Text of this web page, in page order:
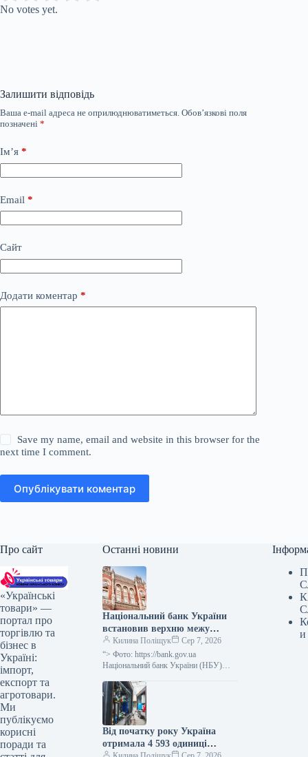
No votes yet.
Залишити відповідь
Ваша e-mail адреса не оприлюднюватиметься. Обов’язкові поля
позначені *
Ім’я *
Email *
Сайт
Додати коментар *
Save my name, email and website in this browser for the
next time I comment.
Опублікувати коментар
Про сайт
«Українські
товари» —
портал про
торгівлю та
бізнес в
Україні:
імпорт,
експорт та
агротовари.
Ми
публікуємо
корисні
поради та
Останні новини
Національний банк України
встановив верхню межу
відсоткової ставки за
тримісячними депозитними
сертифікатами, яка не
плюс 3,5 процентних пункти.
Килина Поліщук
Сер 7, 2026
“> Фото: https://bank.gov.ua
Національний банк України (НБУ)
тримісячними обмеженими
депозитними сертифікатами, який
дорівнює обліковій ставці плюс…
Від початку року Україна
отримала 4 593 одиниці
и